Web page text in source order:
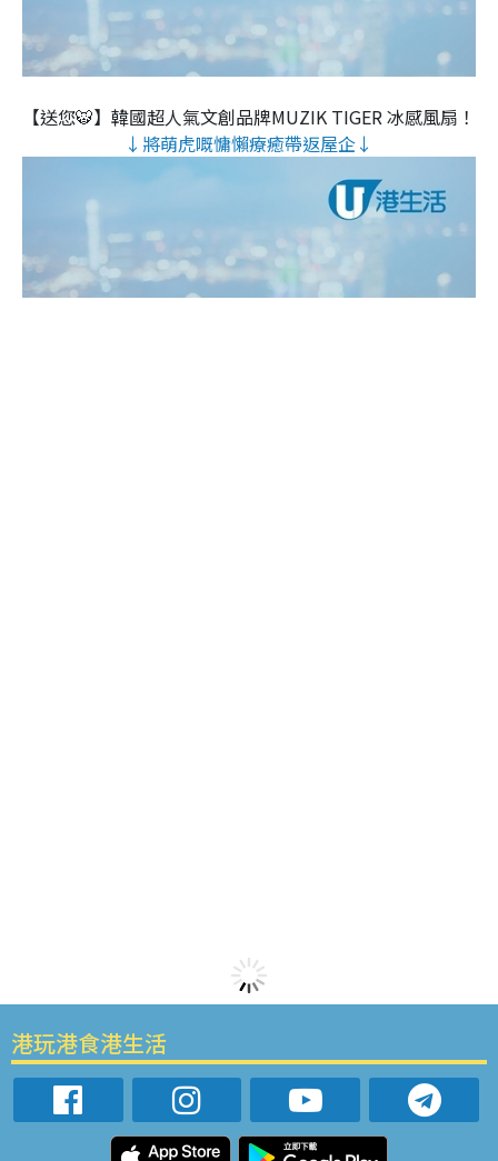
【送您🐯】韓國超人氣文創品牌MUZIK TIGER 冰感風扇！
↓將萌虎嘅慵懶療癒帶返屋企↓
港玩港食港生活